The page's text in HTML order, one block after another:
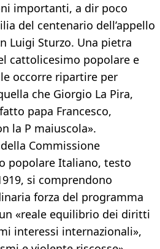
importanti, a dir poco
del centenario dell’appello
Luigi Sturzo. Una pietra
cattolicesimo popolare e
occorre ripartire per
che Giorgio La Pira,
papa Francesco,
la P maiuscola».
Commissione
popolare Italiano, testo
si comprendono
forza del programma
«reale equilibrio dei diritti
interessi internazionali»,